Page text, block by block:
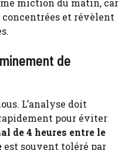
miction du matin, car
et révèlent
de
L’analyse doit
pour éviter
de 4 heures entre le
est souvent toléré par